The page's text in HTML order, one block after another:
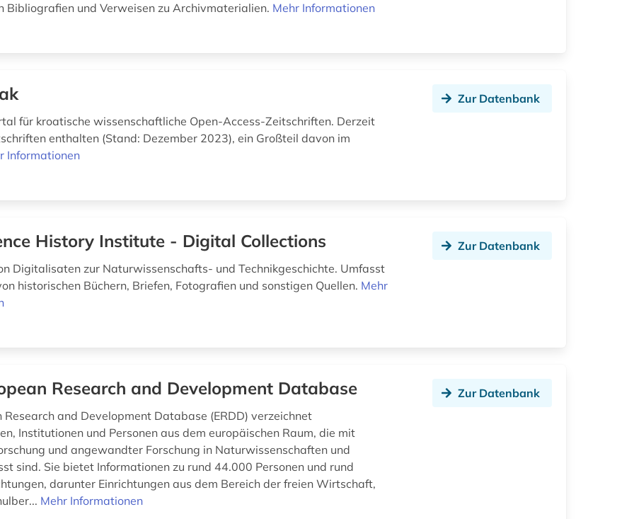
Bibliografien und Verweisen zu Archivmaterialien. Mehr Informationen
für kroatische wissenschaftliche Open-Access-Zeitschriften. Derzeit
enthalten (Stand: Dezember 2023), ein Großteil davon im
Informationen
Zur Datenbank
History Institute - Digital Collections
Digitalisaten zur Naturwissenschafts- und Technikgeschichte. Umfasst
historischen Büchern, Briefen, Fotografien und sonstigen Quellen. Mehr
Zur Datenbank
Research and Development Database
Research and Development Database (ERDD) verzeichnet
Institutionen und Personen aus dem europäischen Raum, die mit
und angewandter Forschung in Naturwissenschaften und
sind. Sie bietet Informationen zu rund 44.000 Personen und rund
darunter Einrichtungen aus dem Bereich der freien Wirtschaft,
Mehr Informationen
Zur Datenbank